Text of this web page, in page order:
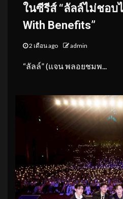
ในซีรีส์ “ลัลล์ไม่ชอบ
With Benefits”
2 เดือน ago admin
“ลัลล์” (แจน พลอยชมพ...